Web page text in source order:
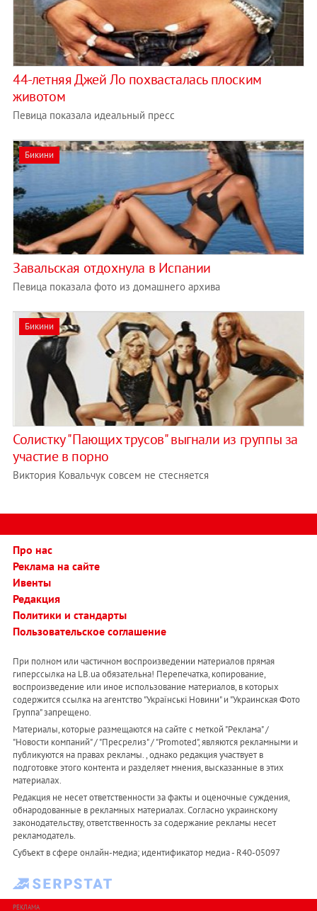
44-летняя Джей Ло похвасталась плоским
животом
Певица показала идеальный пресс
Бикини
Завальская отдохнула в Испании
Певица показала фото из домашнего архива
Бикини
Солистку "Пающих трусов" выгнали из группы за
участие в порно
Виктория Ковальчук совсем не стесняется
Про нас
Реклама на сайте
Ивенты
Редакция
Политики и стандарты
Пользовательское соглашение
При полном или частичном воспроизведении материалов прямая
гиперссылка на LB.ua обязательна! Перепечатка, копирование,
воспроизведение или иное использование материалов, в которых
содержится ссылка на агентство "Українськi Новини" и "Украинская Фото
Группа" запрещено.
Материалы, которые размещаются на сайте с меткой "Реклама" /
"Новости компаний" / "Пресрелиз" / "Promoted", являются рекламными и
публикуются на правах рекламы. , однако редакция участвует в
подготовке этого контента и разделяет мнения, высказанные в этих
материалах.
Редакция не несет ответственности за факты и оценочные суждения,
обнародованные в рекламных материалах. Согласно украинскому
законодательству, ответственность за содержание рекламы несет
рекламодатель.
Субъект в сфере онлайн-медиа; идентификатор медиа - R40-05097
РЕКЛАМА